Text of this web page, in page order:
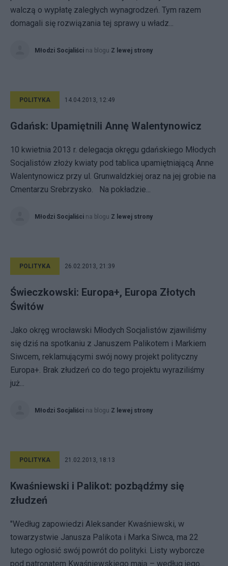
walczą o wypłatę zaległych wynagrodzeń. Tym razem
domagali się rozwiązania tej sprawy u władz...
Młodzi Socjaliści na blogu Z lewej strony
POLITYKA 14.04.2013, 12:49
Gdańsk: Upamiętnili Annę Walentynowicz
10 kwietnia 2013 r. delegacja okręgu gdańskiego Młodych
Socjalistów złoży kwiaty pod tablica upamiętniającą Anne
Walentynowicz przy ul. Grunwaldzkiej oraz na jej grobie na
Cmentarzu Srebrzysko. Na pokładzie...
Młodzi Socjaliści na blogu Z lewej strony
POLITYKA 26.02.2013, 21:39
Świeczkowski: Europa+, Europa Złotych
Świtów
Jako okręg wrocławski Młodych Socjalistów zjawiliśmy
się dziś na spotkaniu z Januszem Palikotem i Markiem
Siwcem, reklamującymi swój nowy projekt polityczny
Europa+. Brak złudzeń co do tego projektu wyraziliśmy
już...
Młodzi Socjaliści na blogu Z lewej strony
POLITYKA 21.02.2013, 18:13
Kwaśniewski i Palikot: pozbądźmy się
złudzeń
"Według zapowiedzi Aleksander Kwaśniewski, w
towarzystwie Janusza Palikota i Marka Siwca, ma 22
lutego ogłosić swój powrót do polityki. Listy wyborcze
pod patronatem Kwaśniewskiego mają – według jego...